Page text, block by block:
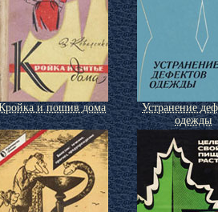
и пошив дома
Устранение
одежды